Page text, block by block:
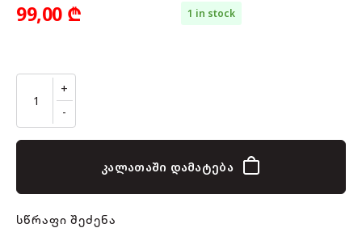
99,00 ₾ 1 in stock
კალათაში დამატება
სწრაფი შეძენა